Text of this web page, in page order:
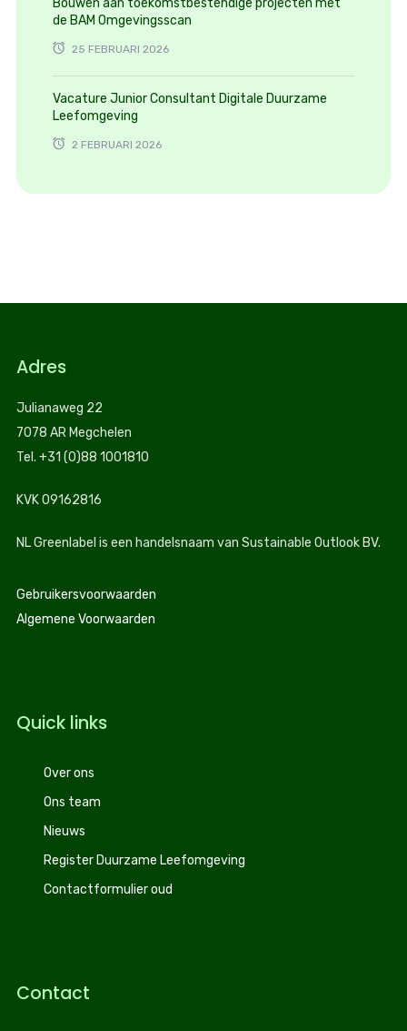
Bouwen aan toekomstbestendige projecten met
de BAM Omgevingsscan
25 FEBRUARI 2026
Vacature Junior Consultant Digitale Duurzame
Leefomgeving
2 FEBRUARI 2026
Adres
Julianaweg 22
7078 AR Megchelen
Tel. +31 (0)88 1001810
KVK 09162816
NL Greenlabel is een handelsnaam van Sustainable Outlook BV.
Gebruikersvoorwaarden
Algemene Voorwaarden
Quick links
Over ons
Ons team
Nieuws
Register Duurzame Leefomgeving
Contactformulier oud
Contact